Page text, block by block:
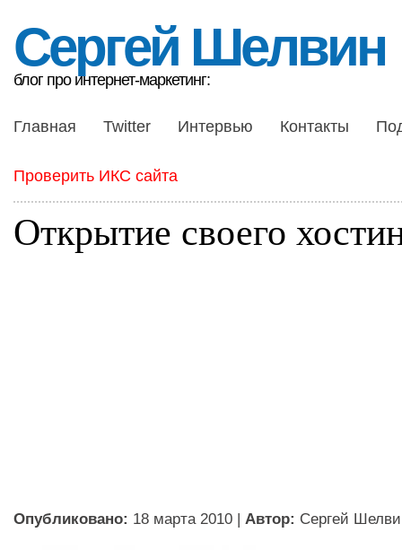
Сергей Шелвин
блог про интернет-маркетинг:
Главная Twitter Интервью Контакты
Проверить ИКС сайта
Открытие своего
Опубликовано: 18 марта 2010 | Автор: Сергей